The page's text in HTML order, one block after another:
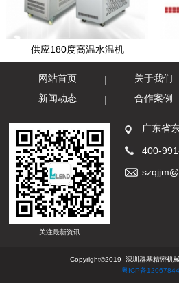
供应180度高温水温机
网站首页 关于我们
新闻动态
合作案例
关注最新资讯
广东省
400-
Copyright©2019 深圳群基精密机
粤ICP备